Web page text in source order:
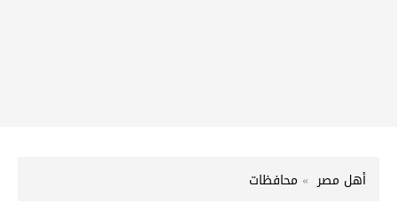
أهل مصر محافظات